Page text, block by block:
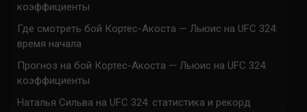
коэффициенты
Где смотреть бой Кортес-Акоста — Льюис на UFC 324:
время начала
Прогноз на бой Кортес-Акоста — Льюис на UFC 324:
коэффициенты
Наталья Сильва на UFC 324: статистика и рекорд